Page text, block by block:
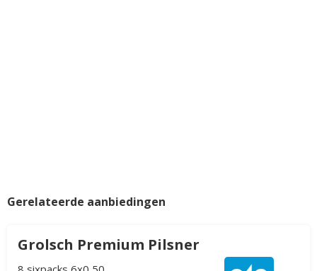
Gerelateerde aanbiedingen
Grolsch Premium Pilsner